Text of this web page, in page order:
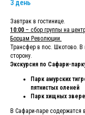
3 день
Завтрак в гостинице.
10:00 – сбор группы на
Борцам Революции.
Трансфер в пос. Шкотово. В
сторону.
Экскурсия по Сафари-
Парк амурских
пятнистых оленей
Парк хищных
В Сафари-паре содержатся